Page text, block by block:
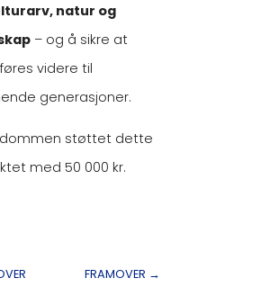
natur og
– og å sikre at
videre til
generasjoner.
støttet dette
med 50 000 kr.
FRAMOVER →